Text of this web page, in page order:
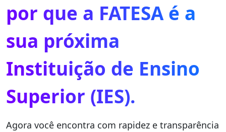
por que a FATESA é a
sua próxima
Instituição de Ensino
Superior (IES).
Agora você encontra com rapidez e transparência